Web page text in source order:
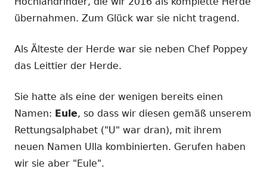
übernahmen. Zum Glück war sie nicht tragend.
Als Älteste der Herde war sie neben Chef Poppey
das Leittier der Herde.
Sie hatte als eine der wenigen bereits einen
Namen: Eule, so dass wir diesen gemäß unserem
Rettungsalphabet ("U" war dran), mit ihrem
neuen Namen Ulla kombinierten. Gerufen haben
wir sie aber "Eule".